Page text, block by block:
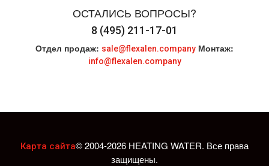
ОСТАЛИСЬ ВОПРОСЫ?
8 (495) 211-17-01
Отдел продаж: sale@flexalen.company Монтаж:
info@flexalen.company
Карта сайта© 2004-2026 HEATING WATER. Все права
защищены.